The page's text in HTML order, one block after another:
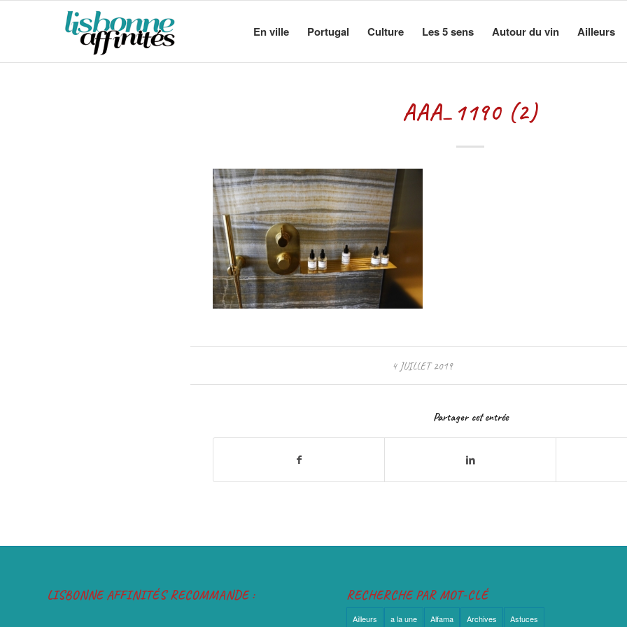
En ville Portugal Culture Les 5 sens Autour du vin Ailleurs
AAA_1190 (2)
4 JUILLET 2019
Partager cet entrée
LISBONNE AFFINITÉS RECOMMANDE : RECHERCHE PAR MOT-CLÉ
Ailleurs a la une Alfama Archives Astuces